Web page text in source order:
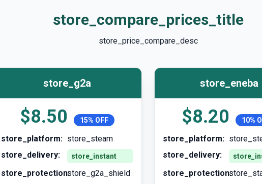
store_compare_prices_title
store_price_compare_desc
store_g2a
$8.50 15% OFF
store_platform: store_steam
store_delivery:
store_instant
store_protection:store_g2a_shield
store_eneba
$8.20 10%
store_platform:
store_delivery:
store_protection: